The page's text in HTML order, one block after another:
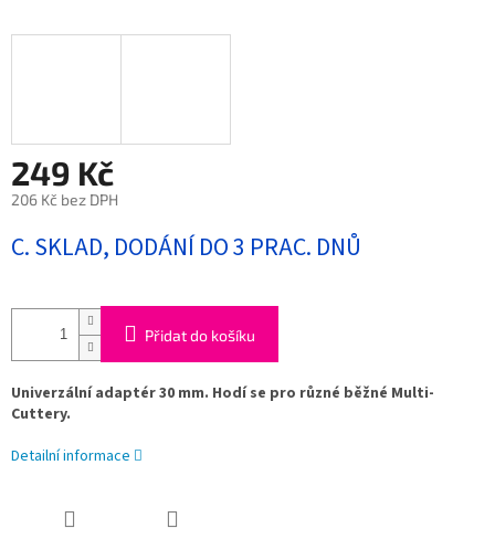
249 Kč
206 Kč bez DPH
cena:
C. SKLAD, DODÁNÍ DO 3 PRAC. DNŮ
Přidat do košíku
Univerzální adaptér 30 mm. Hodí se pro různé běžné Multi-
Cuttery.
Detailní informace